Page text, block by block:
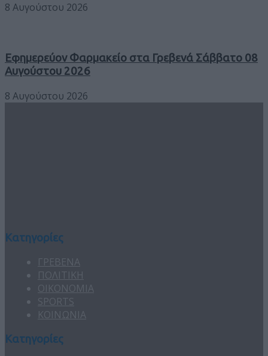
8 Αυγούστου 2026
Εφημερεύον Φαρμακείο στα Γρεβενά Σάββατο 08
Αυγούστου 2026
8 Αυγούστου 2026
Κατηγορίες
ΓΡΕΒΕΝΑ
ΠΟΛΙΤΙΚΗ
ΟΙΚΟΝΟΜΙΑ
SPORTS
ΚΟΙΝΩΝΙΑ
Κατηγορίες